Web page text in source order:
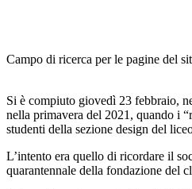
Campo di ricerca per le pagine del
Si è compiuto giovedì 23 febbraio,
nella primavera del 2021, quando i
studenti della sezione design del
L’intento era quello di ricordare il
quarantennale della fondazione del